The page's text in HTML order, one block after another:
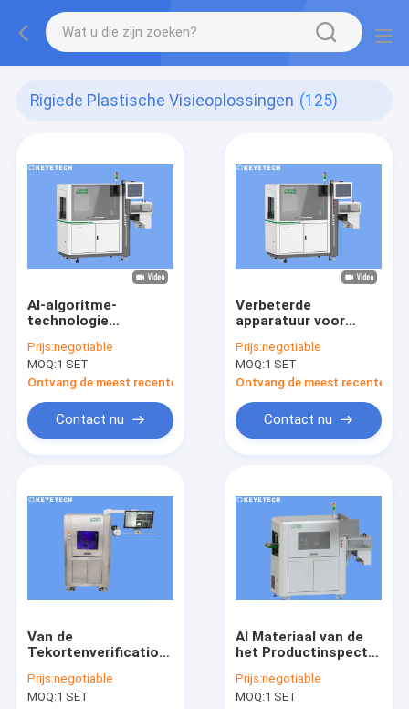
Rigiede Plastische Visieoplossingen (125)
AI-algoritme-
technologie
voor elektrische
inspecties
Prijs:negotiable
MOQ:1 SET
Ontvang de meest recente Prijs
Contact nu
Verbeterde
apparatuur voor
producten met
statistische functie
Prijs:negotiable
MOQ:1 SET
Ontvang de meest recente
Contact nu
Van de
Tekortenverificatio
productoppervlakte
de Brede Waaier het
Prijs:negotiable
MOQ:1 SET
AI Materiaal van de
het Productinspectie
Visuele Korte Tijd
Prijs:negotiable
MOQ:1 SET